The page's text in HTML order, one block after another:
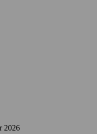
2026